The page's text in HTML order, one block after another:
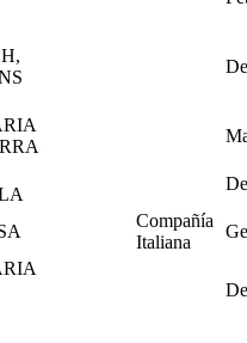
Compañía
Italiana